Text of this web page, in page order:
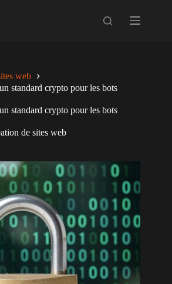
web
standard crypto pour les bots
standard crypto pour les bots
de sites web